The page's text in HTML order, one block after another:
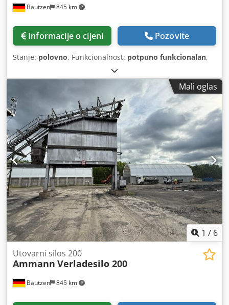
Bautzen 845 km
Informacije o cijeni Pozovite
Stanje: polovno, Funkcionalnost: potpuno funkcionalan,
Mali oglas
1 / 6
Bautzen 845 km
Utovarni silos 200
Ammann Verladesilo 200